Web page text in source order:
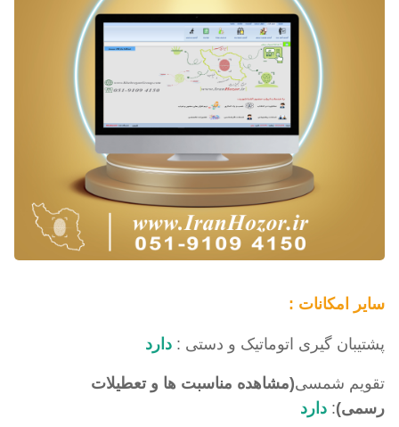
سایر امکانات :
پشتیبان گیری اتوماتیک و دستی : دارد
تقویم شمسی(مشاهده مناسبت ها و تعطیلات
رسمی): دارد